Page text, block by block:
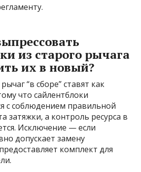
из старого рычага
их в новый?
“в сборе” ставят как
что сайлентблоки
с соблюдением правильной
затяжки, а контроль ресурса в
Исключение — если
допускает замену
комплект для